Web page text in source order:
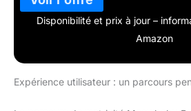
Disponibilité et prix à jour –
Amazon
Expérience utilisateur : un parcours